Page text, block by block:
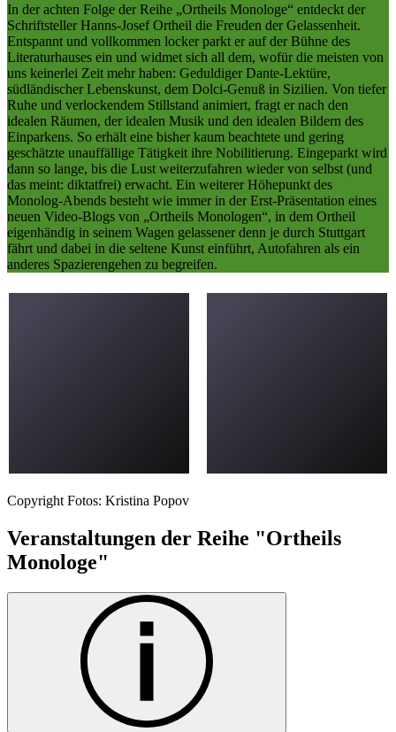
In der achten Folge der Reihe „Ortheils Monologe“ entdeckt der
Schriftsteller Hanns-Josef Ortheil die Freuden der Gelassenheit.
Entspannt und vollkommen locker parkt er auf der Bühne des
Literaturhauses ein und widmet sich all dem, wofür die meisten von
uns keinerlei Zeit mehr haben: Geduldiger Dante-Lektüre,
südländischer Lebenskunst, dem Dolci-Genuß in Sizilien. Von tiefer
Ruhe und verlockendem Stillstand animiert, fragt er nach den
idealen Räumen, der idealen Musik und den idealen Bildern des
Einparkens. So erhält eine bisher kaum beachtete und gering
geschätzte unauffällige Tätigkeit ihre Nobilitierung. Eingeparkt wird
dann so lange, bis die Lust weiterzufahren wieder von selbst (und
das meint: diktatfrei) erwacht. Ein weiterer Höhepunkt des
Monolog-Abends besteht wie immer in der Erst-Präsentation eines
neuen Video-Blogs von „Ortheils Monologen“, in dem Ortheil
eigenhändig in seinem Wagen gelassener denn je durch Stuttgart
fährt und dabei in die seltene Kunst einführt, Autofahren als ein
anderes Spazierengehen zu begreifen.
Copyright Fotos: Kristina Popov
Veranstaltungen der Reihe "Ortheils
Monologe"